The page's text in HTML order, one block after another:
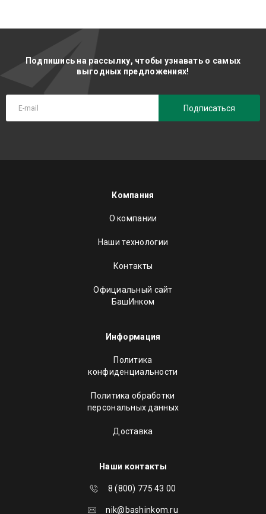
Подпишись на рассылку, чтобы узнавать о самых
выгодных предложениях!
Подписаться
Компания
О компании
Наши технологии
Контакты
Официальный сайт
БашИнком
Информация
Политика
конфиденциальности
Политика обработки
персональных данных
Доставка
Наши контакты
8 (800) 775 43 00
nik@bashinkom.ru